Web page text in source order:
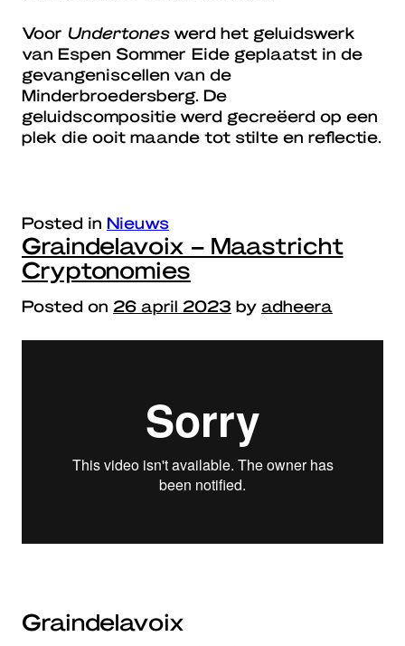
Voor Undertones werd het geluidswerk
van Espen Sommer Eide geplaatst in de
gevangeniscellen van de
Minderbroedersberg. De
geluidscompositie werd gecreëerd op een
plek die ooit maande tot stilte en reflectie.
Posted in Nieuws
Graindelavoix – Maastricht
Cryptonomies
Posted on 26 april 2023 by adheera
Graindelavoix